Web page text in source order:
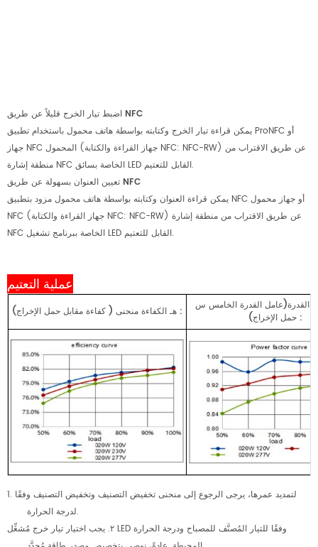
اضبط تيار الخرج قليلاً عن طريق NFC
يمكن قراءة تيار الخرج وكتابته بواسطة هاتف محمول باستخدام تطبيق ProNFC أو
جهاز NFC المحمول (جهاز القراءة والكتابة NFC: NFC-RW) عن طريق الاقتراب من
منطقة إشارة NFC الخاصة بسائق LED القابل للتعتيم.
تعيين العنوان بسهولة عن طريق NFC
يمكن قراءة العنوان وكتابته بواسطة هاتف محمول مزود بتطبيق NFC أو جهاز محمول
NFC (جهاز القراءة والكتابة NFC: NFC-RW) عن طريق الاقتراب من منطقة إشارة
NFC الخاصة ببرنامج تشغيل LED القابل للتعتيم.
عملية التعتيم
هـ الكفاءة منحنى ( كفاءة مقابل : القدرة(عامل القدرةالخامس س
:
1. لتمديد عمرها، يرجى الرجوع إلى منحنى تخفيض التصنيف وتخفيض التصنيف وفقًا
لدرجة الحرارة.
٢. يجب اختيار تيار خرج مُشغِّل LED وفقًا للتيار المُصنَّف للمصباح ودرجة الحرارة